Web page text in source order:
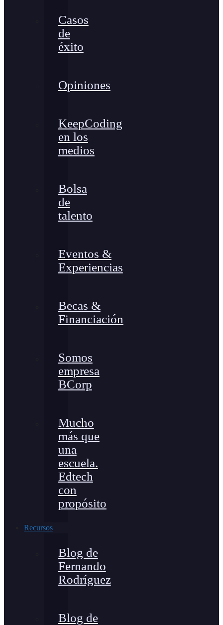
Casos
de
éxito
Opiniones
KeepCoding
en los
medios
Bolsa
de
talento
Eventos &
Experiencias
Becas &
Financiación
Somos
empresa
BCorp
Mucho
más que
una
escuela.
Edtech
con
propósito
Recursos
Blog de
Fernando
Rodríguez
Blog de